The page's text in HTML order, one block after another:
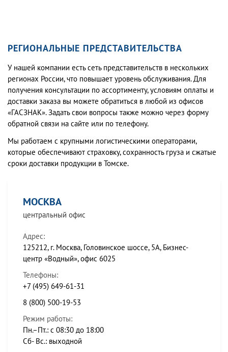
РЕГИОНАЛЬНЫЕ ПРЕДСТАВИТЕЛЬСТВА
У нашей компании есть сеть представительств в нескольких
регионах России, что повышает уровень обслуживания. Для
получения консультации по ассортименту, условиям оплаты и
доставки заказа вы можете обратиться в любой из офисов
«ГАСЗНАК». Задать свои вопросы также можно через форму
обратной связи на сайте или по телефону.
Мы работаем с крупными логистическими операторами,
которые обеспечивают страховку, сохранность груза и сжатые
сроки доставки продукции в Томске.
МОСКВА
центральный офис
Адрес:
125212, г. Москва, Головинское шоссе, 5А, Бизнес-
центр «Водный», офис 6025
Телефоны:
+7 (495) 649-61-31
8 (800) 500-19-53
Режим работы:
Пн.–Пт.: с 08:30 до 18:00
Сб- Вс.: выходной